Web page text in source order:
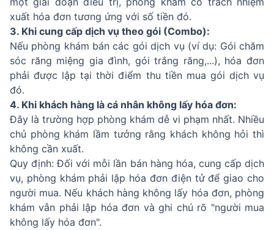
xuất hóa đơn tương ứng với số tiền đó.
3. Khi cung cấp dịch vụ theo gói (Combo):
Nếu phòng khám bán các gói dịch vụ (ví dụ: Gói chăm
sóc răng miệng gia đình, gói trắng răng,...), hóa đơn
phải được lập tại thời điểm thu tiền mua gói dịch vụ
đó.
4. Khi khách hàng là cá nhân không lấy hóa đơn:
Đây là trường hợp phòng khám dễ vi phạm nhất. Nhiều
chủ phòng khám lầm tưởng rằng khách không hỏi thì
không cần xuất.
Quy định: Đối với mỗi lần bán hàng hóa, cung cấp dịch
vụ, phòng khám phải lập hóa đơn điện tử để giao cho
người mua. Nếu khách hàng không lấy hóa đơn, phòng
khám vẫn phải lập hóa đơn và ghi chú rõ "người mua
không lấy hóa đơn".